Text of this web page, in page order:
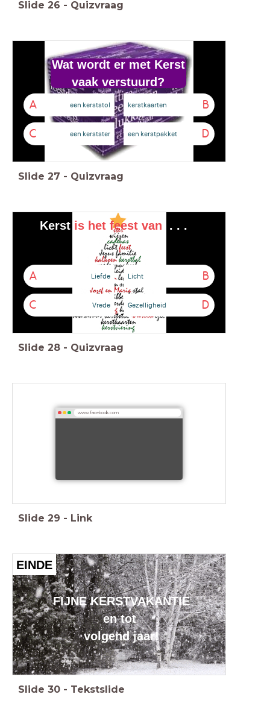
Slide 26 - Quizvraag
Wat wordt er met Kerst
vaak verstuurd?
A een kerststol B
kerstkaarten
C een kerstster D
een kerstpakket
Slide 27 - Quizvraag
Kerst is het feest van . . .
A Liefde B
Licht
C Vrede D
Gezelligheid
Slide 28 - Quizvraag
www.facebook.com
Slide 29 - Link
EINDE
FIJNE KERSTVAKANTIE
en tot
volgend jaar!
Slide 30 - Tekstslide